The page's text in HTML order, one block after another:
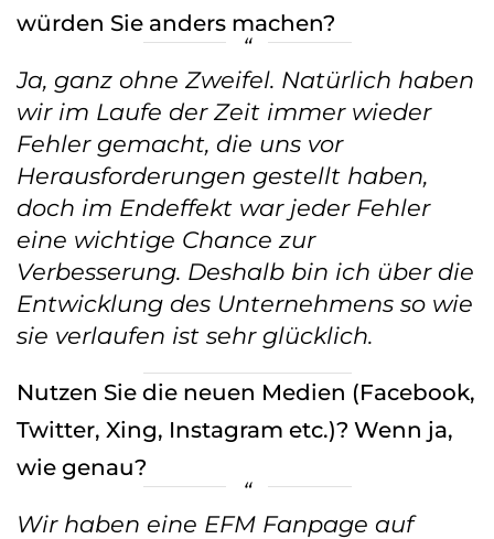
würden Sie anders machen?
Ja, ganz ohne Zweifel. Natürlich haben
wir im Laufe der Zeit immer wieder
Fehler gemacht, die uns vor
Herausforderungen gestellt haben,
doch im Endeffekt war jeder Fehler
eine wichtige Chance zur
Verbesserung. Deshalb bin ich über die
Entwicklung des Unternehmens so wie
sie verlaufen ist sehr glücklich.
Nutzen Sie die neuen Medien (Facebook,
Twitter, Xing, Instagram etc.)? Wenn ja,
wie genau?
Wir haben eine EFM Fanpage auf